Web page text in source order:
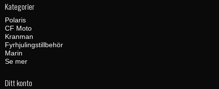
Kategorier
Polaris
CF Moto
Kranman
Fyrhjulingstillbehör
Marin
Se mer
Ditt konto